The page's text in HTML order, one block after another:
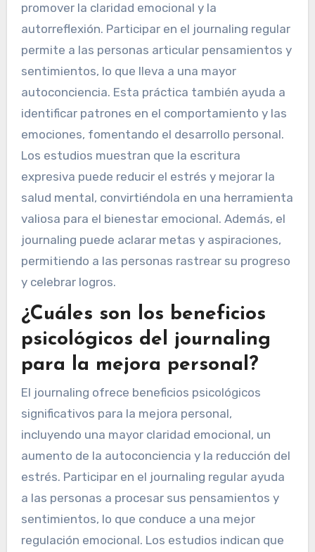
promover la claridad emocional y la
autorreflexión. Participar en el journaling regular
permite a las personas articular pensamientos y
sentimientos, lo que lleva a una mayor
autoconciencia. Esta práctica también ayuda a
identificar patrones en el comportamiento y las
emociones, fomentando el desarrollo personal.
Los estudios muestran que la escritura
expresiva puede reducir el estrés y mejorar la
salud mental, convirtiéndola en una herramienta
valiosa para el bienestar emocional. Además, el
journaling puede aclarar metas y aspiraciones,
permitiendo a las personas rastrear su progreso
y celebrar logros.
¿Cuáles son los beneficios
psicológicos del journaling
para la mejora personal?
El journaling ofrece beneficios psicológicos
significativos para la mejora personal,
incluyendo una mayor claridad emocional, un
aumento de la autoconciencia y la reducción del
estrés. Participar en el journaling regular ayuda
a las personas a procesar sus pensamientos y
sentimientos, lo que conduce a una mejor
regulación emocional. Los estudios indican que